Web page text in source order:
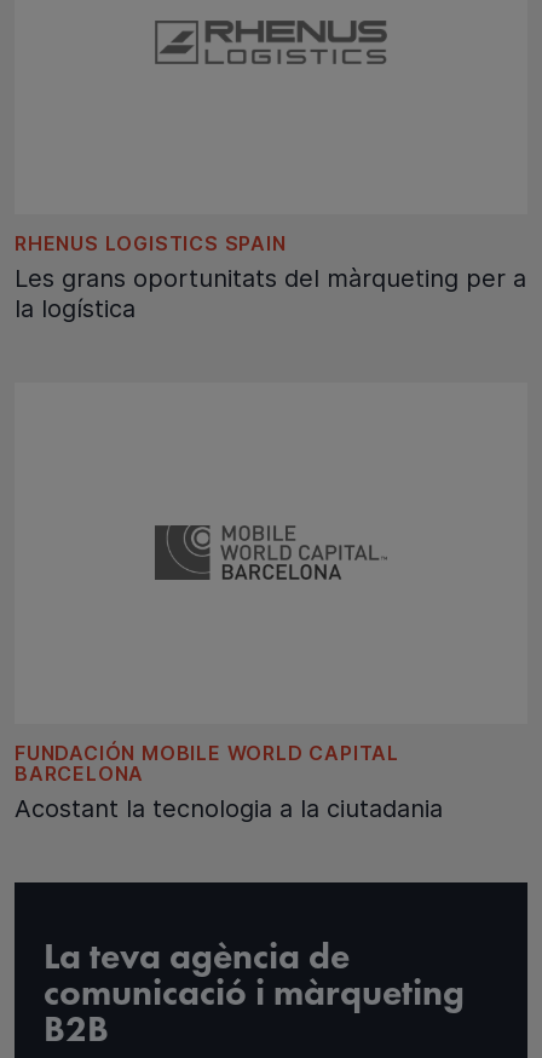
RHENUS LOGISTICS SPAIN
Les grans oportunitats del màrqueting per a
la logística
FUNDACIÓN MOBILE WORLD CAPITAL
BARCELONA
Acostant la tecnologia a la ciutadania
La teva agència de
comunicació i màrqueting
B2B